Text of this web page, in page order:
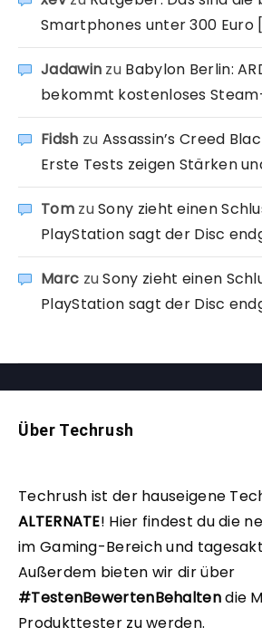
Smartphones unter 300 Euro
Jadawin zu Babylon Berlin:
bekommt kostenloses
Fidsh zu Assassin’s Creed
Erste Tests zeigen Stärken
TomzuSony zieht einen
PlayStation sagt der Disc
Marc zuSony zieht einen
PlayStation sagt der Disc
Über Techrush
Techrush ist der hauseigene
ALTERNATE! Hier findest du die
im Gaming-Bereich und
Außerdem bieten wir dir über
#TestenBewertenBehaltendie
Produkttester zu werden.